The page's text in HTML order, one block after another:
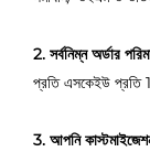
2. সর্বনিম্ন অর্ডার
প্রতি এসকেইউ
3. আপনি